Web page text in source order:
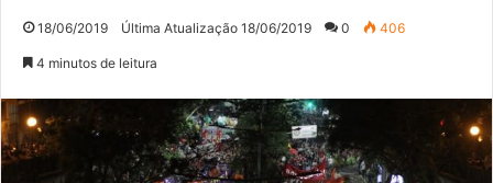
18/06/2019 Última Atualização 18/06/2019 0 406
4 minutos de leitura